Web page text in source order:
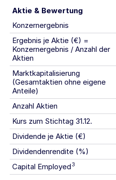
Aktie & Bewertung
Konzernergebnis
Ergebnis je Aktie (€) =
Konzernergebnis / Anzahl der
Aktien
Marktkapitalisierung
(Gesamtaktien ohne eigene
Anteile)
Anzahl Aktien
Kurs zum Stichtag 31.12.
Dividende je Aktie (€)
Dividendenrendite (%)
Capital Employed 3